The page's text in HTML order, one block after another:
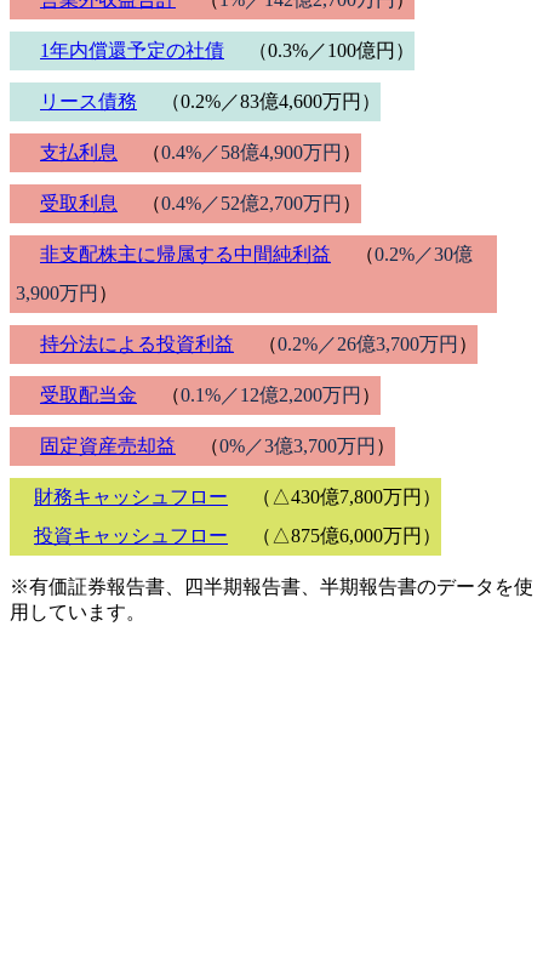
1年内償還予定の社債 （0.3%／100億円）
リース債務 （0.2%／83億4,600万円）
支払利息 （0.4%／58億4,900万円 ）
受取利息 （0.4%／52億2,700万円 ）
非支配株主に帰属する中間純利益 （0.2%／30億
3,900万円 ）
持分法による投資利益 （0.2%／26億3,700万円 ）
受取配当金 （0.1%／12億2,200万円 ）
固定資産売却益 （0%／3億3,700万円 ）
財務キャッシュフロー
（△430億7,800万円）
投資キャッシュフロー
（△875億6,000万円）
※有価証券報告書、四半期報告書、半期報告書のデータを使
用しています。